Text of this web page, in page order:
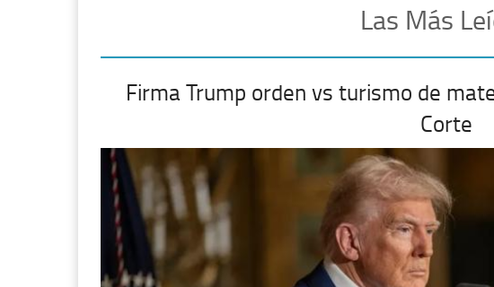
Las Más
Firma Trump orden vs turismo de
Corte